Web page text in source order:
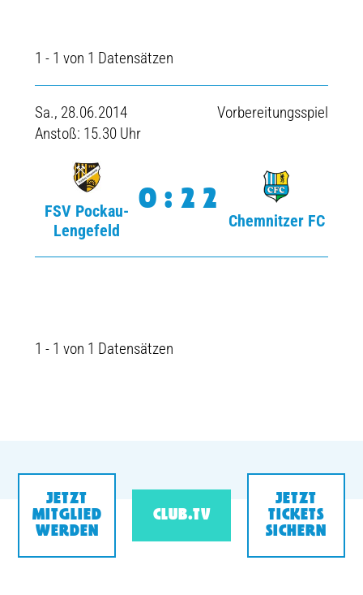
1 - 1 von 1 Datensätzen
Sa., 28.06.2014
Anstoß: 15.30 Uhr
Vorbereitungsspiel
FSV Pockau-
Lengefeld
0:22
Chemnitzer FC
1 - 1 von 1 Datensätzen
JETZT
MITGLIED
WERDEN
CLUB.TV
JETZT
TICKETS
SICHERN